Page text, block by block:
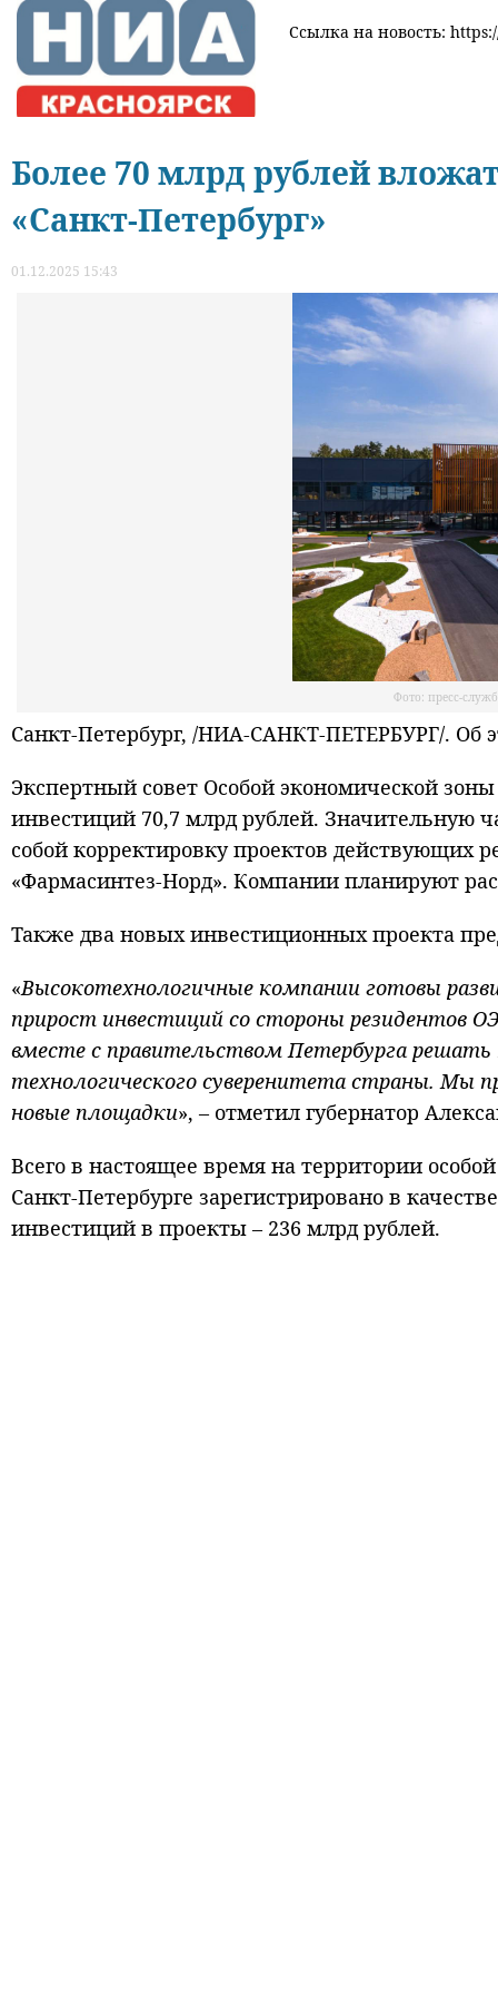
Ссылка на новость:
Более 70 млрд рублей
«Санкт-Петербург»
01.12.2025 15:43
Фото: пресс-
Санкт-Петербург, /НИА-САНКТ-ПЕТЕРБУРГ/. Об
Экспертный совет Особой экономической
инвестиций 70,7 млрд рублей. Значительную
собой корректировку проектов действующих
«Фармасинтез-Норд». Компании планируют
Также два новых инвестиционных проекта
«Высокотехнологичные компании готовы
прирост инвестиций со стороны резидентов
вместе с правительством Петербурга
технологического суверенитета страны.
новые площадки», – отметил губернатор
Всего в настоящее время на территории
Санкт‑Петербурге зарегистрировано в
инвестиций в проекты – 236 млрд рублей.